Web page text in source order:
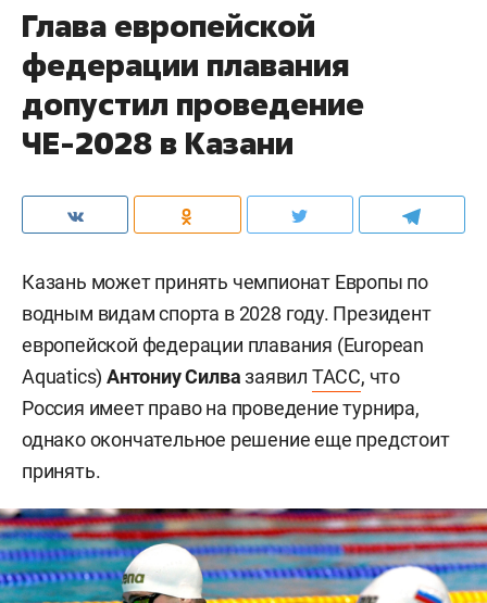
Глава европейской
федерации плавания
допустил проведение
ЧЕ-2028 в Казани
Казань может принять чемпионат Европы по
водным видам спорта в 2028 году. Президент
европейской федерации плавания (European
Aquatics) Антониу Силвазаявил ТАСС, что
Россия имеет право на проведение турнира,
однако окончательное решение еще предстоит
принять.